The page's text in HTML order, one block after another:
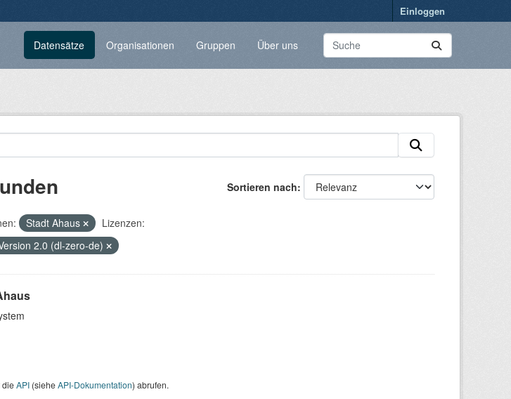
Einloggen
Datensätze Organisationen Gruppen Über uns
Sortieren nach
Stadt Ahaus
Lizenzen:
2.0 (dl-zero-de)
dieAPI(sieheAPI-Dokumentation) abrufen.